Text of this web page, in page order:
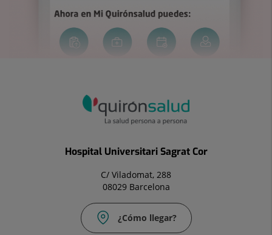
Hospital Universitari Sagrat Cor
C/ Viladomat, 288
08029 Barcelona
¿Cómo llegar?